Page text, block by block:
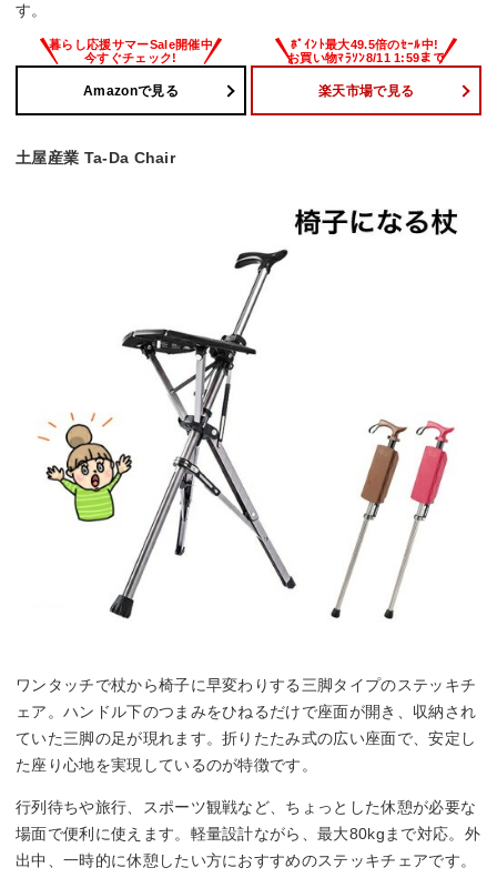
す。
Amazonで見る 楽天市場で見る
土屋産業 Ta-Da Chair
ワンタッチで杖から椅子に早変わりする三脚タイプのステッキチ
ェア。ハンドル下のつまみをひねるだけで座面が開き、収納され
ていた三脚の足が現れます。折りたたみ式の広い座面で、安定し
た座り心地を実現しているのが特徴です。
行列待ちや旅行、スポーツ観戦など、ちょっとした休憩が必要な
場面で便利に使えます。軽量設計ながら、最大80kgまで対応。外
出中、一時的に休憩したい方におすすめのステッキチェアです。